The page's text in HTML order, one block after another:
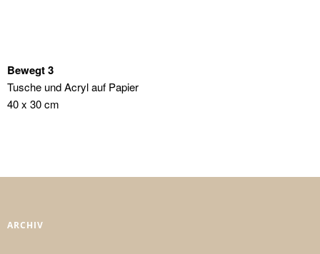
Bewegt 3
Tusche und Acryl auf Papier
40 x 30 cm
ARCHIV